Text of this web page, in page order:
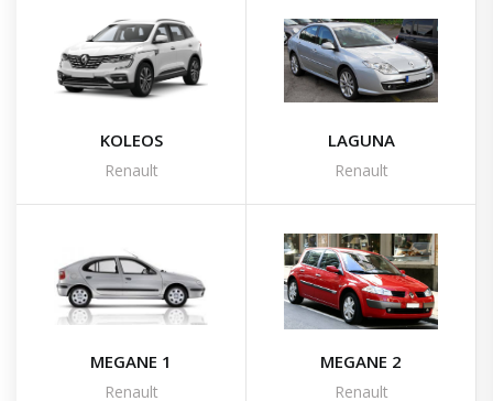
KOLEOS
Renault
LAGUNA
Renault
MEGANE 1
Renault
MEGANE 2
Renault